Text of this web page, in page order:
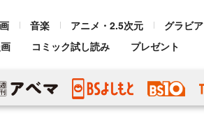
音楽 アニメ・2.5次元 グラビア
コミック試し読み プレゼント